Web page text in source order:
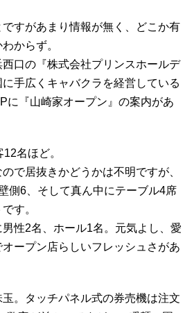
すがあまり情報が無く、どこか有
からず。
口の『株式会社プリンスホールデ
手広くキャバクラを経営している
に『山崎家オープン』の案内があ
名ほど。
で居抜きかどうかは不明ですが、
側6、そして真ん中にテーブル4席
す。
性2名、ホール1名。元気よし、愛
ープン店らしいフレッシュさがあ
。タッチパネル式の券売機は注文